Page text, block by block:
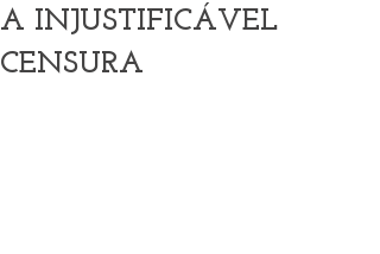
A INJUSTIFICÁVEL
CENSURA